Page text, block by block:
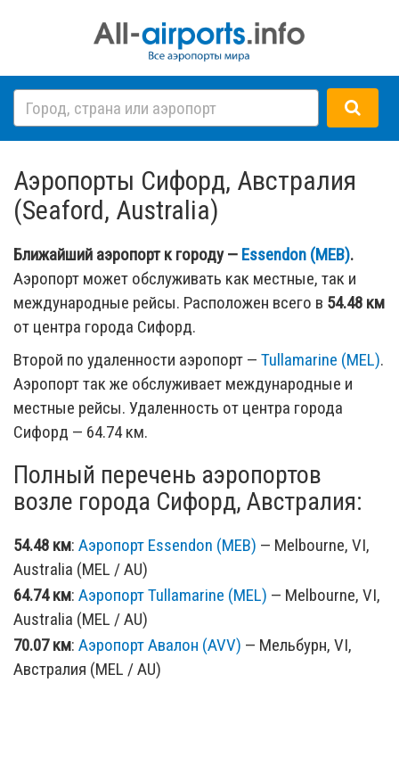
Аэропорты Сифорд, Австралия
(Seaford, Australia)
Ближайший аэропорт к городу — Essendon (MEB).
Аэропорт может обслуживать как местные, так и
международные рейсы. Расположен всего в 54.48 км
от центра города Сифорд.
Второй по удаленности аэропорт — Tullamarine (MEL).
Аэропорт так же обслуживает международные и
местные рейсы. Удаленность от центра города
Сифорд — 64.74 км.
Полный перечень аэропортов
возле города Сифорд, Австралия:
54.48 км: Аэропорт Essendon (MEB) — Melbourne, VI,
Australia (MEL / AU)
64.74 км: Аэропорт Tullamarine (MEL) — Melbourne, VI,
Australia (MEL / AU)
70.07 км: Аэропорт Авалон (AVV) — Мельбурн, VI,
Австралия (MEL / AU)